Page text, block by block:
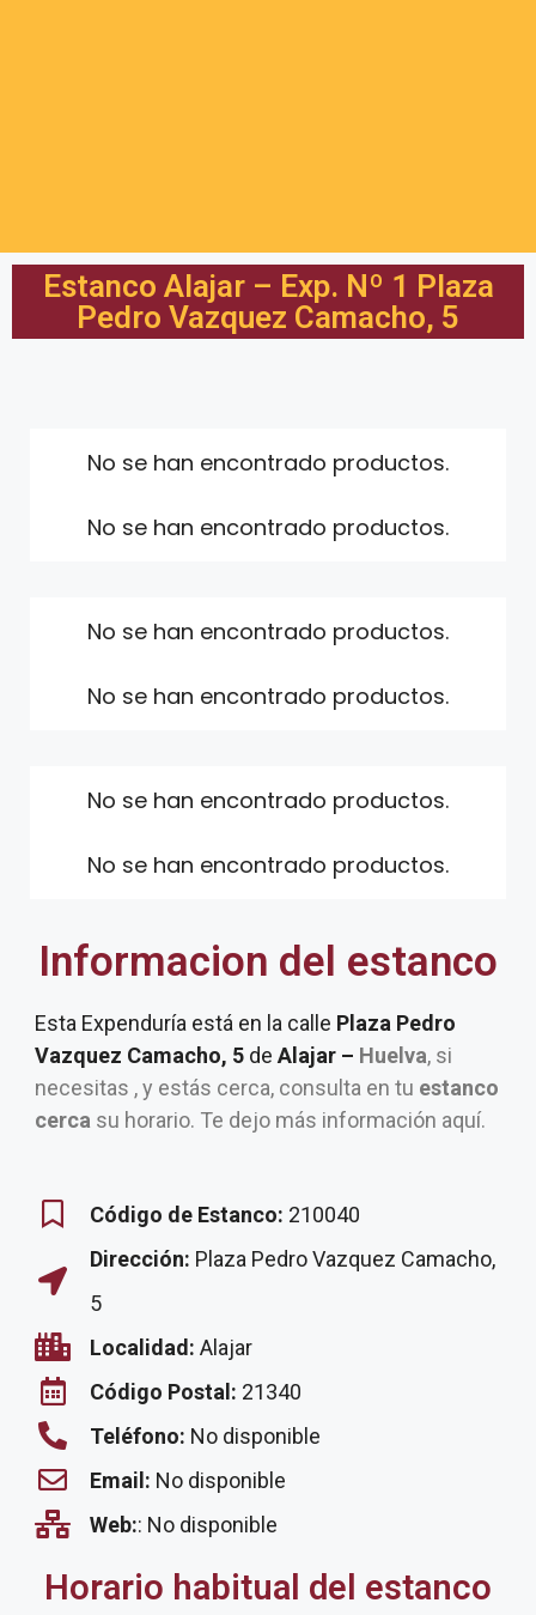
Estanco Alajar – Exp. Nº 1 Plaza
Pedro Vazquez Camacho, 5
No se han encontrado productos.
No se han encontrado productos.
No se han encontrado productos.
No se han encontrado productos.
No se han encontrado productos.
No se han encontrado productos.
Informacion del estanco
Esta Expenduría está en la calle Plaza Pedro
Vazquez Camacho, 5 de Alajar – Huelva, si
necesitas , y estás cerca, consulta en tu estanco
cerca su horario. Te dejo más información aquí.
Código de Estanco: 210040
Dirección: Plaza Pedro Vazquez Camacho,
5
Localidad: Alajar
Código Postal: 21340
Teléfono: No disponible
Email: No disponible
Web:: No disponible
Horario habitual del estanco